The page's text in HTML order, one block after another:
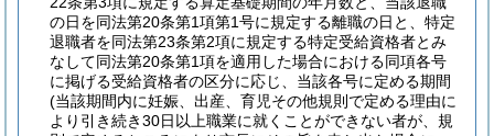
の日を同法第20条第1項第1号に規定する離職の日と、特定
退職者を同法第23条第2項に規定する特定受給資格者とみ
なして同法第20条第1項を適用した場合における同項各号
に掲げる受給資格者の区分に応じ、当該各号に定める期間
(当該期間内に妊娠、出産、育児その他規則で定める理由に
より引き続き30日以上職業に就くことができない者が、規